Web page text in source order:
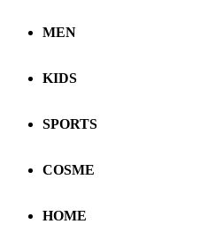
MEN
KIDS
SPORTS
COSME
HOME